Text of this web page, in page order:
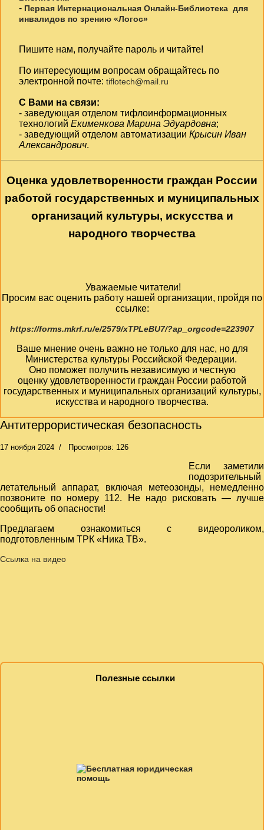
- Первая Интернациональная Онлайн-Библиотека для
инвалидов по зрению «Логос»
Пишите нам, получайте пароль и читайте!
По интересующим вопросам обращайтесь по
электронной почте: tiflotech@mail.ru
С Вами на связи:
- заведующая отделом тифлоинформационных
технологий Екименкова Марина Эдуардовна;
- заведующий отделом автоматизации Крысин Иван
Александрович.
Оценка удовлетворенности граждан России
работой государственных и муниципальных
организаций культуры, искусства и
народного творчества
Уважаемые читатели!
Просим вас оценить работу нашей организации, пройдя по
ссылке:
https://forms.mkrf.ru/e/2579/xTPLeBU7/?ap_orgcode=223907
Ваше мнение очень важно не только для нас, но для
Министерства культуры Российской Федерации.
Оно поможет получить независимую и честную
оценку удовлетворенности граждан России работой
государственных и муниципальных организаций культуры,
искусства и народного творчества.
Антитеррористическая безопасность
17 ноября 2024 Просмотров: 126
Если заметили
подозрительный
летательный аппарат, включая метеозонды, немедленно
позвоните по номеру 112. Не надо рисковать — лучше
сообщить об опасности!
Предлагаем ознакомиться с видеороликом,
подготовленным ТРК «Ника ТВ».
Ссылка на видео
Полезные ссылки